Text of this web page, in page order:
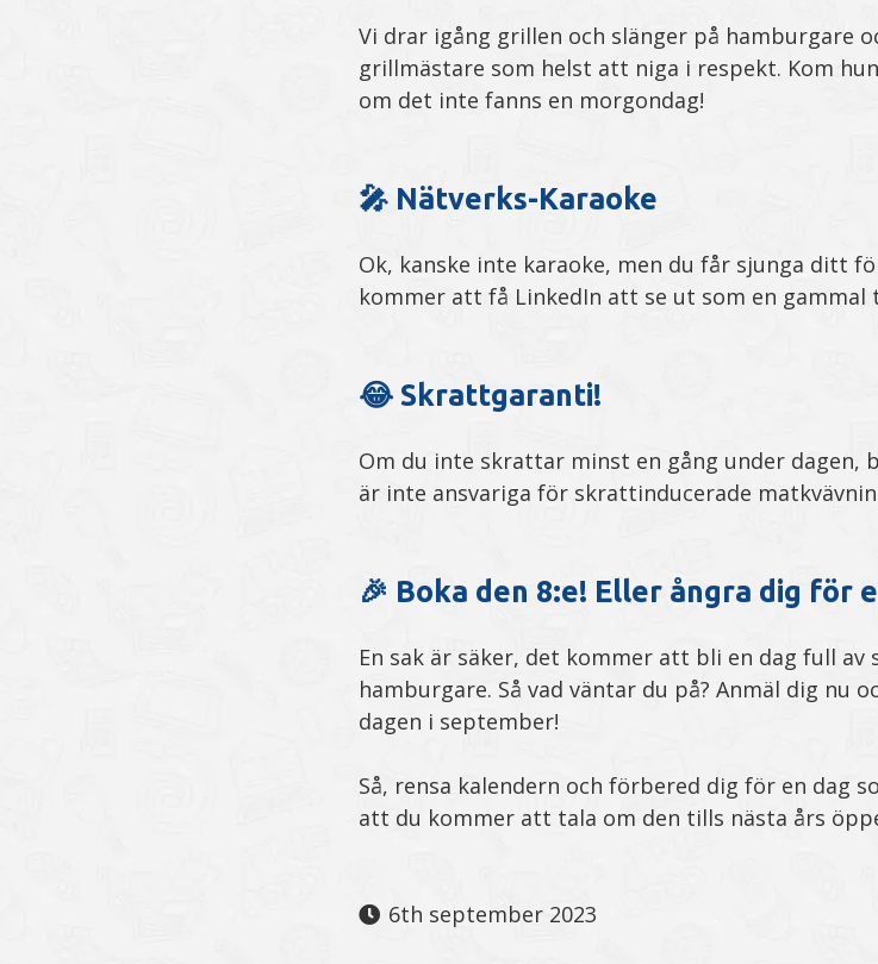
Vi drar igång grillen och slänger på hamburgare
grillmästare som helst att niga i respekt. Kom
om det inte fanns en morgondag!
🎤 Nätverks-Karaoke
Ok, kanske inte karaoke, men du får sjunga ditt
kommer att få LinkedIn att se ut som en gammal
😂 Skrattgaranti!
Om du inte skrattar minst en gång under dagen,
är inte ansvariga för skrattinducerade
🎉 Boka den 8:e! Eller ångra dig för
En sak är säker, det kommer att bli en dag full
hamburgare. Så vad väntar du på? Anmäl dig nu
dagen i september!
Så, rensa kalendern och förbered dig för en dag
att du kommer att tala om den tills nästa års
6th september 2023